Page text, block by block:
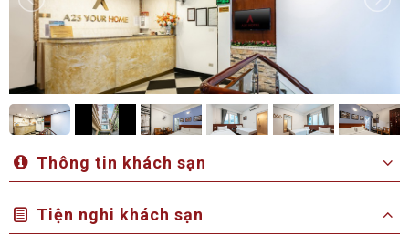
Thông tin khách sạn
Tiện nghi khách sạn